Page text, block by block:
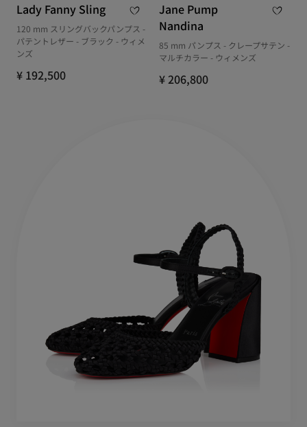
Lady Fanny Sling
120 mm スリングバックパンプス -
パテントレザー - ブラック - ウィメ
ンズ
¥ 192,500
Jane Pump
Nandina
85 mm パンプス - クレープサテン -
マルチカラー - ウィメンズ
¥ 206,800